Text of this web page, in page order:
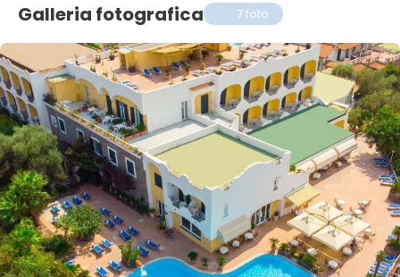
Galleria fotografica 7 foto